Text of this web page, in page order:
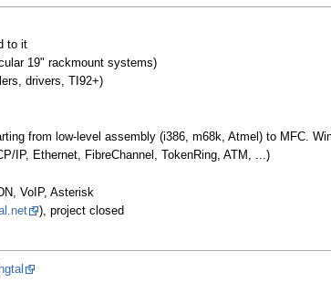
to it
19" rackmount systems)
drivers, TI92+)
from low-level assembly (i386, m68k, Atmel) to MFC.
IP, Ethernet, FibreChannel, TokenRing, ATM, ...)
VoIP, Asterisk
), project closed